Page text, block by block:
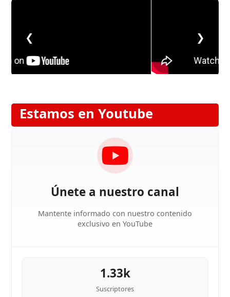
❮ ❯
Estamos en Youtube
Únete a nuestro canal
Mantente informado con nuestro contenido
exclusivo en YouTube
1.33k
Suscriptores